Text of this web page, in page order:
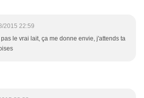
2015 22:59
le vrai lait, ça me donne envie, j'attends ta